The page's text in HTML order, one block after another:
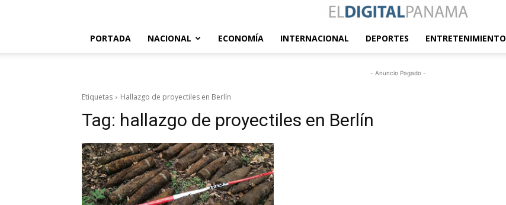
PORTADA NACIONAL ECONOMÍA INTERNACIONAL DEPORTES ENTRETENIMIENTO
- Anuncio Pagado -
Etiquetas Hallazgo de proyectiles en Berlín
Tag: hallazgo de proyectiles en Berlín